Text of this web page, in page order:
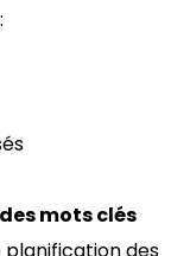
mots clés
planification des